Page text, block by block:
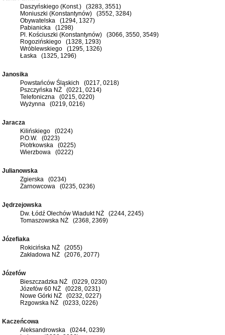
Daszyńskiego (Konst.) (3283, 3551)
Moniuszki (Konstantynów) (3552, 3284)
Obywatelska (1294, 1327)
Pabianicka (1298)
Pl. Kościuszki (Konstantynów) (3066, 3550, 3549)
Rogozińskiego (1328, 1293)
Wróblewskiego (1295, 1326)
Łaska (1325, 1296)
Janosika
Powstańców Śląskich (0217, 0218)
Pszczyńska NŻ (0221, 0214)
Telefoniczna (0215, 0220)
Wyżynna (0219, 0216)
Jaracza
Kilińskiego (0224)
P.O.W. (0223)
Piotrkowska (0225)
Wierzbowa (0222)
Julianowska
Zgierska (0234)
Żarnowcowa (0235, 0236)
Jędrzejowska
Dw. Łódź Olechów Wiadukt NŻ (2244, 2245)
Tomaszowska NŻ (2368, 2369)
Józefiaka
Rokicińska NŻ (2055)
Zakładowa NŻ (2076, 2077)
Józefów
Bieszczadzka NŻ (0229, 0230)
Józefów 60 NŻ (0228, 0231)
Nowe Górki NŻ (0232, 0227)
Rzgowska NŻ (0233, 0226)
Kaczeńcowa
Aleksandrowska (0244, 0239)